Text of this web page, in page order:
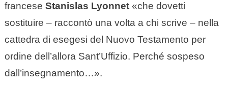
francese Stanislas Lyonnet «che dovetti
sostituire – raccontò una volta a chi scrive – nella
cattedra di esegesi del Nuovo Testamento per
ordine dell’allora Sant’Uffizio. Perché sospeso
dall’insegnamento…».